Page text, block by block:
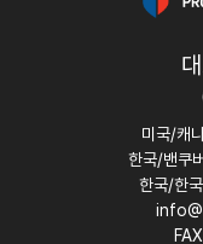
미국/캐
한국/밴쿠
한국/한